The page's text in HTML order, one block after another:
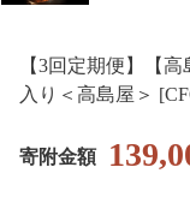
【3回定期便】【
入り＜高島屋＞
寄附金額